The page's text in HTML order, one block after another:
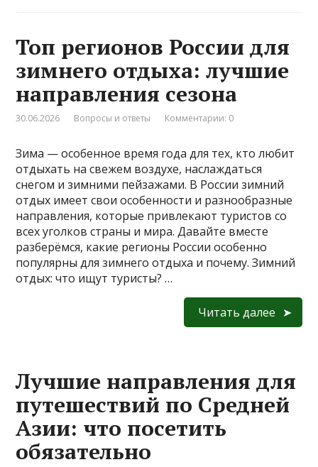
Топ регионов России для
зимнего отдыха: лучшие
направления сезона
30.06.2026 Вопросы и ответы Комментарии: 0
Зима — особенное время года для тех, кто любит
отдыхать на свежем воздухе, наслаждаться
снегом и зимними пейзажами. В России зимний
отдых имеет свои особенности и разнообразные
направления, которые привлекают туристов со
всех уголков страны и мира. Давайте вместе
разберёмся, какие регионы России особенно
популярны для зимнего отдыха и почему. Зимний
отдых: что ищут туристы? …
Читать далее
Лучшие направления для
путешествий по Средней
Азии: что посетить
обязательно